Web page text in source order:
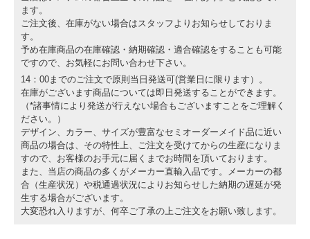
ます。
ご注文後、在庫がない場合はスタッフよりお知らせしておりま
す。
予め在庫商品の在庫確認・納期確認・適合確認をすることも可能
ですので、お気軽にお問い合わせ下さい。
14：00までのご注文で原則当日発送可(営業日に限ります）。
在庫がございます商品については即日発送することができます。
（*諸事情により発送が行えない場合もございますことをご理解く
ださい。）
デザイン、カラー、サイズが豊富なセミオーダーメイド品に近い
商品の場合は、その特性上、ご注文を受けてからの生産になりま
すので、お客様のお手元に届くまでお時間を頂いております。
また、当店の商品の多くがメーカー直輸入品です。メーカーの都
合（生産状況）や税通過状況によりお知らせした納期の遅延が発
生する場合がございます。
大変恐れ入りますが、何卒ご了承の上ご注文をお願い致します。